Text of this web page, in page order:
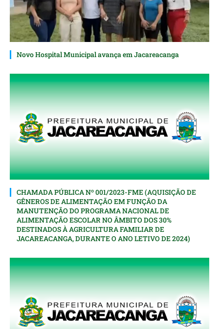
Novo Hospital Municipal avança em Jacareacanga
CHAMADA PÚBLICA Nº 001/2023-FME (AQUISIÇÃO DE
GÊNEROS DE ALIMENTAÇÃO EM FUNÇÃO DA
MANUTENÇÃO DO PROGRAMA NACIONAL DE
ALIMENTAÇÃO ESCOLAR NO ÂMBITO DOS 30%
DESTINADOS À AGRICULTURA FAMILIAR DE
JACAREACANGA, DURANTE O ANO LETIVO DE 2024)